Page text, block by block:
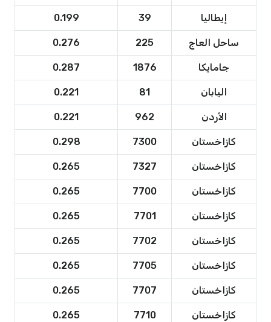
إيطاليا 39
0.199
ساحل العاج 225
0.276
جامايكا 1876
0.287
اليابان 81
0.221
الأردن 962
0.221
كازاخستان 7300
0.298
كازاخستان 7327
0.265
كازاخستان 7700
0.265
كازاخستان 7701
0.265
كازاخستان 7702
0.265
كازاخستان 7705
0.265
كازاخستان 7707
0.265
كازاخستان 7710
0.265